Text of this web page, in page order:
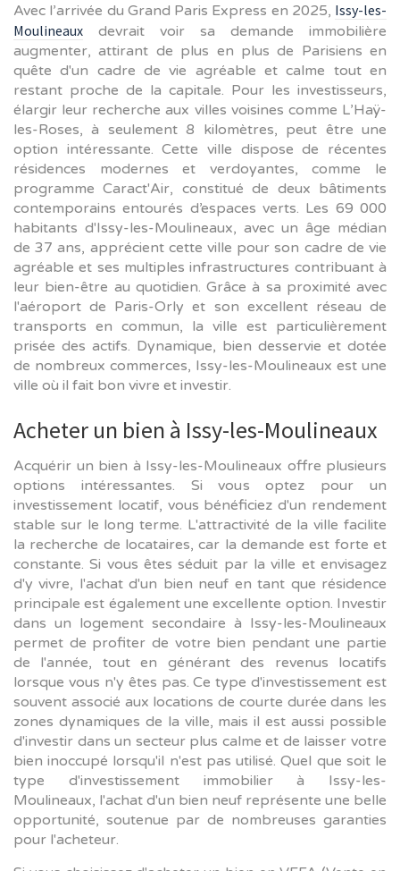
Avec l’arrivée du Grand Paris Express en 2025, Issy-les-
Moulineaux devrait voir sa demande immobilière
augmenter, attirant de plus en plus de Parisiens en
quête d'un cadre de vie agréable et calme tout en
restant proche de la capitale. Pour les investisseurs,
élargir leur recherche aux villes voisines comme L’Haÿ-
les-Roses, à seulement 8 kilomètres, peut être une
option intéressante. Cette ville dispose de récentes
résidences modernes et verdoyantes, comme le
programme Caract'Air, constitué de deux bâtiments
contemporains entourés d’espaces verts. Les 69 000
habitants d'Issy-les-Moulineaux, avec un âge médian
de 37 ans, apprécient cette ville pour son cadre de vie
agréable et ses multiples infrastructures contribuant à
leur bien-être au quotidien. Grâce à sa proximité avec
l'aéroport de Paris-Orly et son excellent réseau de
transports en commun, la ville est particulièrement
prisée des actifs. Dynamique, bien desservie et dotée
de nombreux commerces, Issy-les-Moulineaux est une
ville où il fait bon vivre et investir.
Acheter un bien à Issy-les-Moulineaux
Acquérir un bien à Issy-les-Moulineaux offre plusieurs
options intéressantes. Si vous optez pour un
investissement locatif, vous bénéficiez d'un rendement
stable sur le long terme. L'attractivité de la ville facilite
la recherche de locataires, car la demande est forte et
constante. Si vous êtes séduit par la ville et envisagez
d'y vivre, l'achat d'un bien neuf en tant que résidence
principale est également une excellente option. Investir
dans un logement secondaire à Issy-les-Moulineaux
permet de profiter de votre bien pendant une partie
de l'année, tout en générant des revenus locatifs
lorsque vous n'y êtes pas. Ce type d'investissement est
souvent associé aux locations de courte durée dans les
zones dynamiques de la ville, mais il est aussi possible
d'investir dans un secteur plus calme et de laisser votre
bien inoccupé lorsqu'il n'est pas utilisé. Quel que soit le
type d'investissement immobilier à Issy-les-
Moulineaux, l'achat d'un bien neuf représente une belle
opportunité, soutenue par de nombreuses garanties
pour l'acheteur.